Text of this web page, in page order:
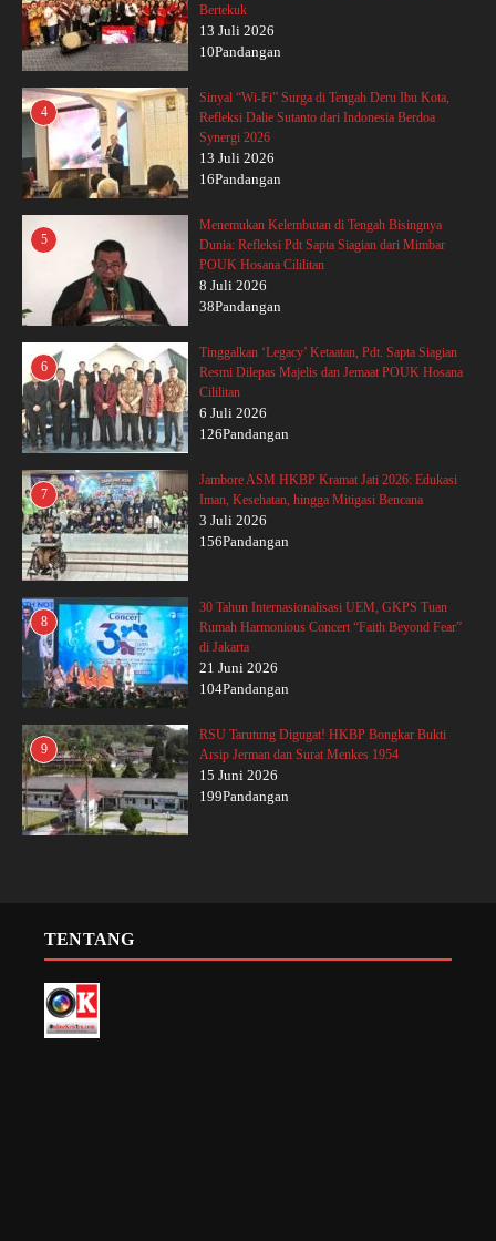
Bertekuk
13 Juli 2026
10Pandangan
4
Sinyal “Wi-Fi” Surga di Tengah Deru Ibu Kota,
Refleksi Dalie Sutanto dari Indonesia Berdoa
Synergi 2026
13 Juli 2026
16Pandangan
5
Menemukan Kelembutan di Tengah Bisingnya
Dunia: Refleksi Pdt Sapta Siagian dari Mimbar
POUK Hosana Cililitan
8 Juli 2026
38Pandangan
6
Tinggalkan ‘Legacy’ Ketaatan, Pdt. Sapta Siagian
Resmi Dilepas Majelis dan Jemaat POUK Hosana
Cililitan
6 Juli 2026
126Pandangan
7
Jambore ASM HKBP Kramat Jati 2026: Edukasi
Iman, Kesehatan, hingga Mitigasi Bencana
3 Juli 2026
156Pandangan
8
30 Tahun Internasionalisasi UEM, GKPS Tuan
Rumah Harmonious Concert “Faith Beyond Fear”
di Jakarta
21 Juni 2026
104Pandangan
9
RSU Tarutung Digugat! HKBP Bongkar Bukti
Arsip Jerman dan Surat Menkes 1954
15 Juni 2026
199Pandangan
TENTANG